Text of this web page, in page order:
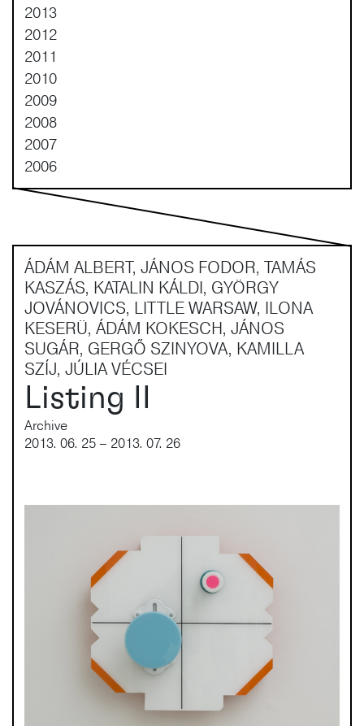
2013
2012
2011
2010
2009
2008
2007
2006
ÁDÁM ALBERT, JÁNOS FODOR, TAMÁS
KASZÁS, KATALIN KÁLDI, GYÖRGY
JOVÁNOVICS, LITTLE WARSAW, ILONA
KESERÜ, ÁDÁM KOKESCH, JÁNOS
SUGÁR, GERGŐ SZINYOVA, KAMILLA
SZÍJ, JÚLIA VÉCSEI
Listing II
Archive
2013. 06. 25 – 2013. 07. 26